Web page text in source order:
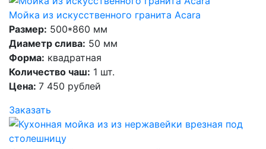
Мойка из искусственного гранита Acara
Размер: 500*860 мм
Диаметр слива: 50 мм
Форма: квадратная
Количество чаш: 1 шт.
Цена: 7 450 рублей
Заказать